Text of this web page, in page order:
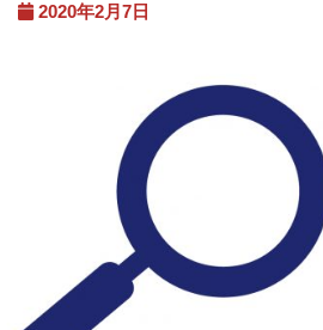
2020年2月7日